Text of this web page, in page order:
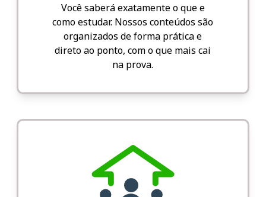
Você saberá exatamente o que e
como estudar. Nossos conteúdos são
organizados de forma prática e
direto ao ponto, com o que mais cai
na prova.